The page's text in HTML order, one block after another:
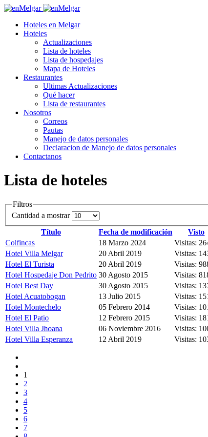
Hoteles en Melgar
Hoteles
Actualizaciones
Lista de hoteles
Lista de hospedajes
Mapa de Hoteles
Restaurantes
Ultimas Actualizaciones
Qué hacer
Lista de restaurantes
Nosotros
Correos
Pautas
Manejo de datos personales
Declaracion de Manejo de datos personales
Contactanos
Lista de hoteles
Filtros
Cantidad a mostrar
Título
Fecha de modificación Visto
Colfincas
18 Marzo 2024 Visitas:
Hotel Villa Melgar
20 Abril 2019 Visitas:
Hotel El Turista
20 Abril 2019 Visitas:
Hotel Hospedaje Don Pedrito 30 Agosto 2015 Visitas:
Hotel Best Day
30 Agosto 2015 Visitas:
Hotel Acuatobogan
13 Julio 2015 Visitas:
Hotel Montechelo
05 Febrero 2014 Visitas:
Hotel El Patio
12 Febrero 2015 Visitas:
Hotel Villa Jhoana
06 Noviembre 2016 Visitas:
Hotel Villa Esperanza
12 Abril 2019 Visitas:
1
2
3
4
5
6
7